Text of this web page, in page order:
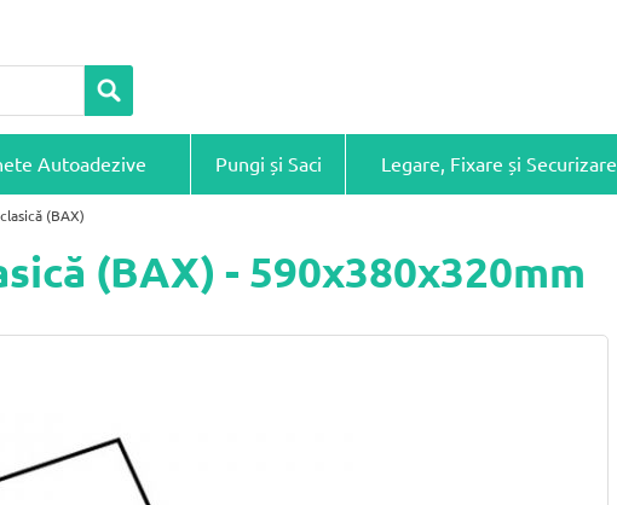
Autoadezive Pungi și Saci Legare, Fixare și Securizare
(BAX)
(BAX) - 590x380x320mm